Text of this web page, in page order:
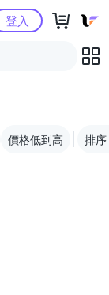
登入
價格低到高 排序